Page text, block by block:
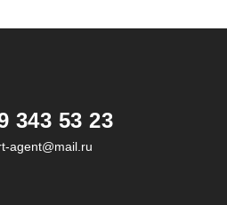
343 53 23
agent@mail.ru